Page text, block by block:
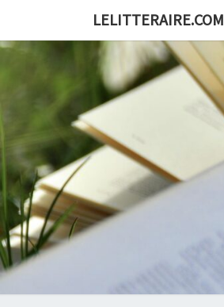
content
LELITTERAIRE.COM